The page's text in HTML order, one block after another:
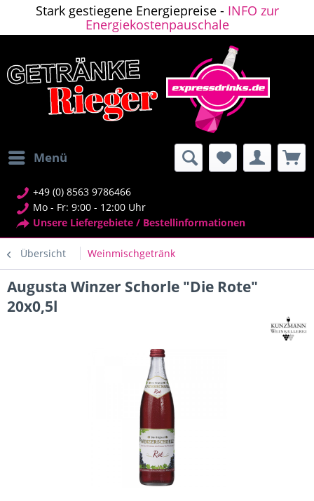
Stark gestiegene Energiepreise - INFO zur
Energiekostenpauschale
Menü
+49 (0) 8563 9786466
Mo - Fr: 9:00 - 12:00 Uhr
Unsere Liefergebiete / Bestellinformationen
Übersicht Weinmischgetränk
Augusta Winzer Schorle "Die Rote"
20x0,5l